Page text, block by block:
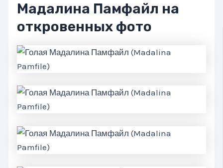
Мадалина Памфайл на
откровенных фото